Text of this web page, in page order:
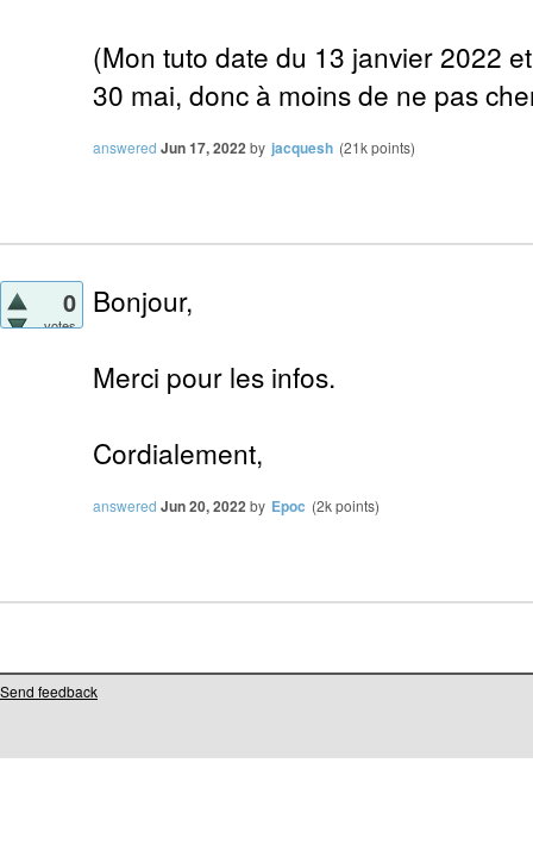
(Mon tuto date du 13 janvier 2022
30 mai, donc à moins de ne pas
answered Jun 17, 2022 by jacquesh (21kpoints)
0
votes
Bonjour,
Merci pour les infos.
Cordialement,
answered Jun 20, 2022 by Epoc (2kpoints)
Send feedback